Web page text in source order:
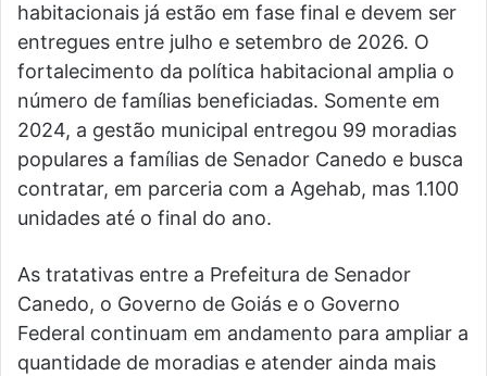
habitacionais já estão em fase final e devem ser
entregues entre julho e setembro de 2026. O
fortalecimento da política habitacional amplia o
número de famílias beneficiadas. Somente em
2024, a gestão municipal entregou 99 moradias
populares a famílias de Senador Canedo e busca
contratar, em parceria com a Agehab, mas 1.100
unidades até o final do ano.
As tratativas entre a Prefeitura de Senador
Canedo, o Governo de Goiás e o Governo
Federal continuam em andamento para ampliar a
quantidade de moradias e atender ainda mais